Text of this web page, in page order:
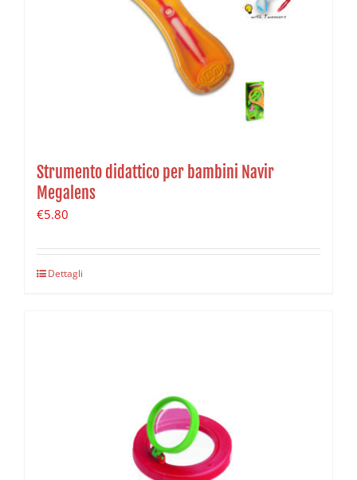
Strumento didattico per bambini Navir
Megalens
€5.80
Dettagli